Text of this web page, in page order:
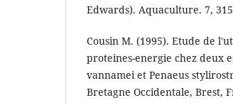
Edwards). Aquaculture. 7,
Cousin M. (1995). Etude de
proteines-energie chez deux
vannamei et Penaeus
Bretagne Occidentale, Brest,